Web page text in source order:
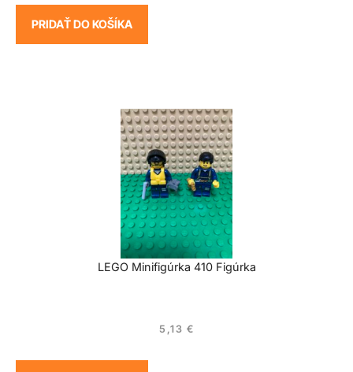
PRIDAŤ DO KOŠÍKA
LEGO Minifigúrka 410 Figúrka
5,13 €